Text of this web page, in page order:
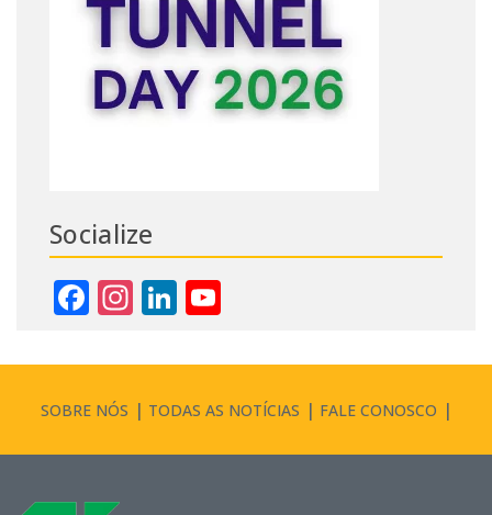
Socialize
Facebook
Instagram
LinkedIn
SOBRE NÓS TODAS AS NOTÍCIAS FALE CONOSCO